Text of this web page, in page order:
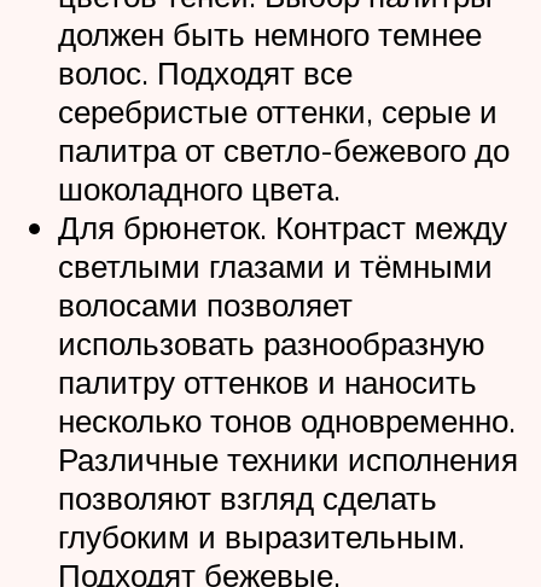
должен быть немного темнее
волос. Подходят все
серебристые оттенки, серые и
палитра от светло-бежевого до
шоколадного цвета.
Для брюнеток. Контраст между
светлыми глазами и тёмными
волосами позволяет
использовать разнообразную
палитру оттенков и наносить
несколько тонов одновременно.
Различные техники исполнения
позволяют взгляд сделать
глубоким и выразительным.
Подходят бежевые,